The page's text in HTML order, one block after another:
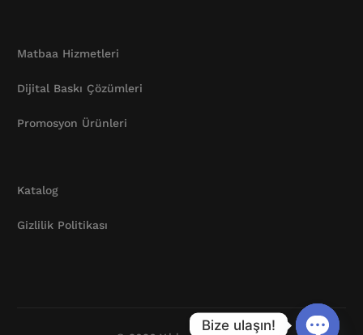
Matbaa Hizmetleri
Dijital Baskı Çözümleri
Promosyon Ürünleri
Katalog
Gizlilik Politikası
Katalog
Bize ulaşın!